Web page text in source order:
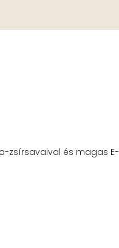
zsírsavaival és magas E-